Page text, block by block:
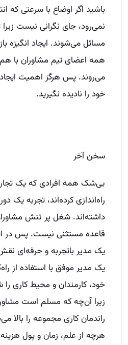
باشید اگر اوضاع با سرعتی که
نمی‌رود، جای نگرانی نیست
مسائل می‌شوند. ایجاد انگیزه
همه اعضای تیم مشاوران
می‌روند. پس هرگز اهمیت
خود را نادیده نگیرید.
سخن آخر
بی‌شک همه افرادی که یک
راه‌اندازی کرده‌اند، تجربه یک
داشته‌اند. شغل پر تنش
قاعده مستثنی نیست. پس در
یک مدیر با‌تجربه و حرفه‌ای
یک مدیر موفق با استفاده از
خود، کارمندان و محیط کاری
زیرا آن‌چه که مسلم است
راندمان کاری مجموعه را بالا
هرچه از علم، زمان و پول